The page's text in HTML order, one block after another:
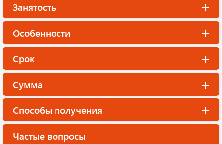
Занятость
Особенности
Срок
Сумма
Способы получения
Частые вопросы